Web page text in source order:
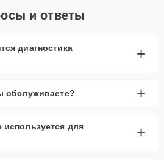
и ответы
диагностика
+
обслуживаете? +
для
+